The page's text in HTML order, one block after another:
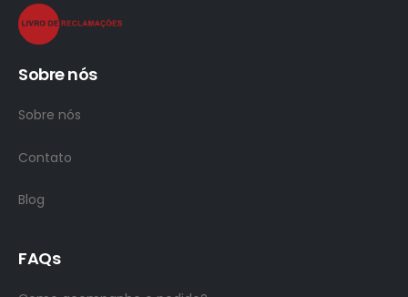
Sobre nós
Sobre nós
Contato
Blog
FAQs